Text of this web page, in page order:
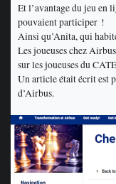
Et l’avantage du jeu en
pouvaient participer !
Ainsi qu’Anita, qui
Les joueuses chez
sur les joueuses du
Un article était écrit est
d’Airbus.